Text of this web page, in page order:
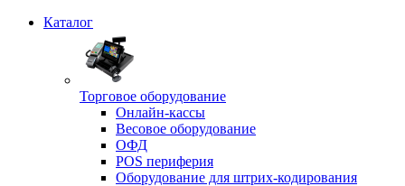
Каталог
Торговое оборудование
Онлайн-кассы
Весовое оборудование
ОФД
POS периферия
Оборудование для штрих-кодирования